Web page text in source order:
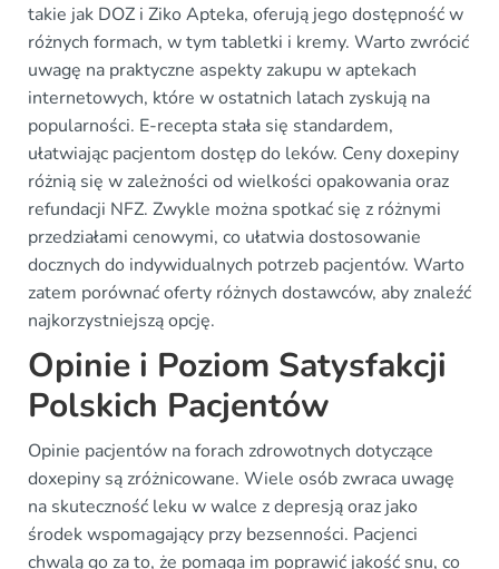
takie jak DOZ i Ziko Apteka, oferują jego dostępność w
różnych formach, w tym tabletki i kremy. Warto zwrócić
uwagę na praktyczne aspekty zakupu w aptekach
internetowych, które w ostatnich latach zyskują na
popularności. E-recepta stała się standardem,
ułatwiając pacjentom dostęp do leków. Ceny doxepiny
różnią się w zależności od wielkości opakowania oraz
refundacji NFZ. Zwykle można spotkać się z różnymi
przedziałami cenowymi, co ułatwia dostosowanie
docznych do indywidualnych potrzeb pacjentów. Warto
zatem porównać oferty różnych dostawców, aby znaleźć
najkorzystniejszą opcję.
Opinie i Poziom Satysfakcji
Polskich Pacjentów
Opinie pacjentów na forach zdrowotnych dotyczące
doxepiny są zróżnicowane. Wiele osób zwraca uwagę
na skuteczność leku w walce z depresją oraz jako
środek wspomagający przy bezsenności. Pacjenci
chwalą go za to, że pomaga im poprawić jakość snu, co